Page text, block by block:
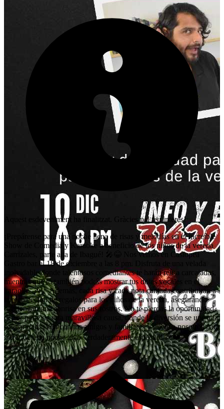
Aquest esdeveniment ha finalitzat. Gràcies pel teu interès!
¡Prepárense para una noche llena de risas y melodías en el increíble
Show de Comedia y Karaoke a beneficio de los niños de la vereda
Carrizales, parte alta de Ibagué! 🎤😂 Nos vemos en Casiopea
Gastro bar el 18 de diciembre a las 8 pm. Disfruta de una velada
inolvidable donde talentosos comediantes te harán reír a carcajadas,
mientras que tú también podrás mostrar tus dotes vocales en el
karaoke. 🎶✨ Además, cada risa y cada nota cantada contribuirán a
la recolección de regalos para los niños de la vereda, asegurando
que tengan una sonrisa en sus rostros. No te pierdas la oportunidad
de ser parte de esta maravillosa causa, donde la diversión se une a la
solidaridad. ¡Ven con tus amigos y familiares y únete a nosotros para
hacer de esta noche algo verdaderamente especial! 🎉❤️